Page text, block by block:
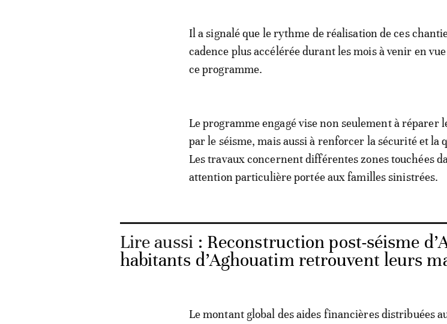
Il a signalé que le rythme de réalisation de ces
cadence plus accélérée durant les mois à venir en
ce programme.
Le programme engagé vise non seulement à réparer
par le séisme, mais aussi à renforcer la sécurité et la
Les travaux concernent différentes zones touchées
attention particulière portée aux familles sinistrées.
Lire aussi : Reconstruction post-séisme
habitants d’Aghouatim retrouvent leurs
Le montant global des aides financières distribuées